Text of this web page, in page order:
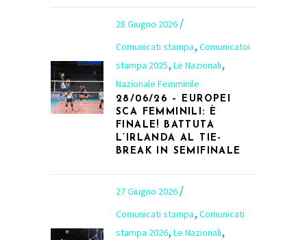
28 Giugno 2026
Comunicati stampa, Comunicatoi
stampa 2025, Le Nazionali,
Nazionale Femminile
28/06/26 – EUROPEI
SCA FEMMINILI: È
FINALE! BATTUTA
L’IRLANDA AL TIE-
BREAK IN SEMIFINALE
27 Giugno 2026
Comunicati stampa, Comunicati
stampa 2026, Le Nazionali,